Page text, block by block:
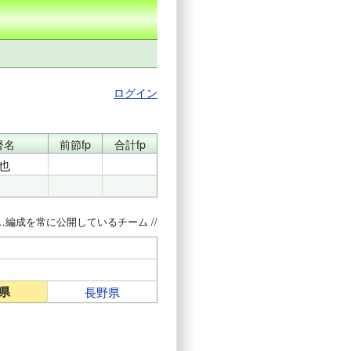
ログイン
名 前節fp
合計fp
成を常に公開しているチーム //
長野県